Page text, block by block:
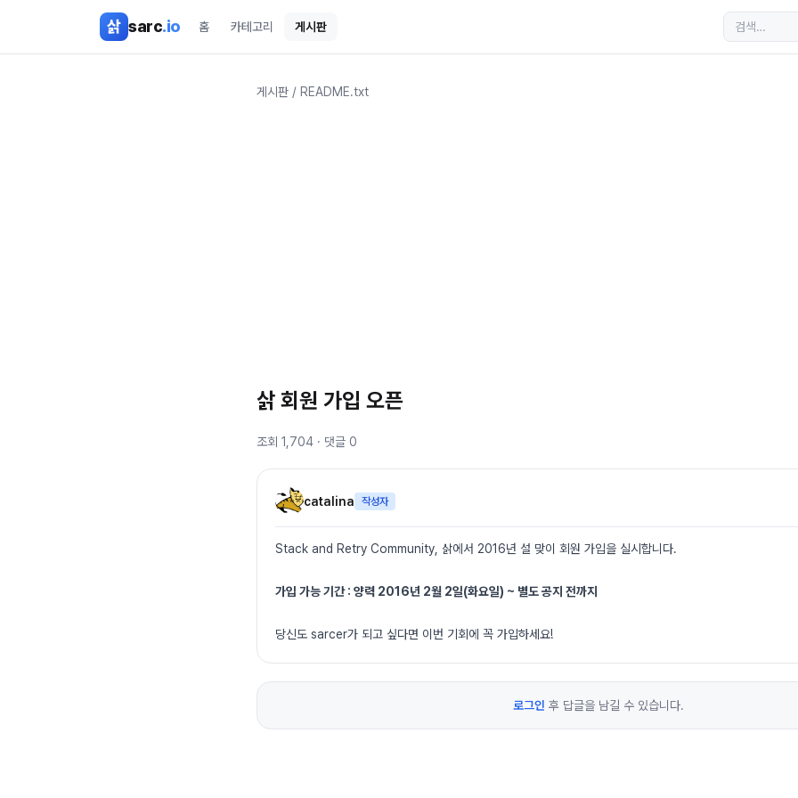
삵 sarc.io 홈 카테고리 게시판
게시판 / README.txt
삵 회원 가입 오픈
조회 1,704 · 댓글 0
catalina 작성자
Stack and Retry Community, 삵에서 2016년 설 맞이 회원 가입을 실시합니다.
가입 가능 기간 : 양력 2016년 2월 2일(화요일) ~ 별도 공지 전까지
당신도 sarcer가 되고 싶다면 이번 기회에 꼭 가입하세요!
로그인 후 답글을 남길 수 있습니다.